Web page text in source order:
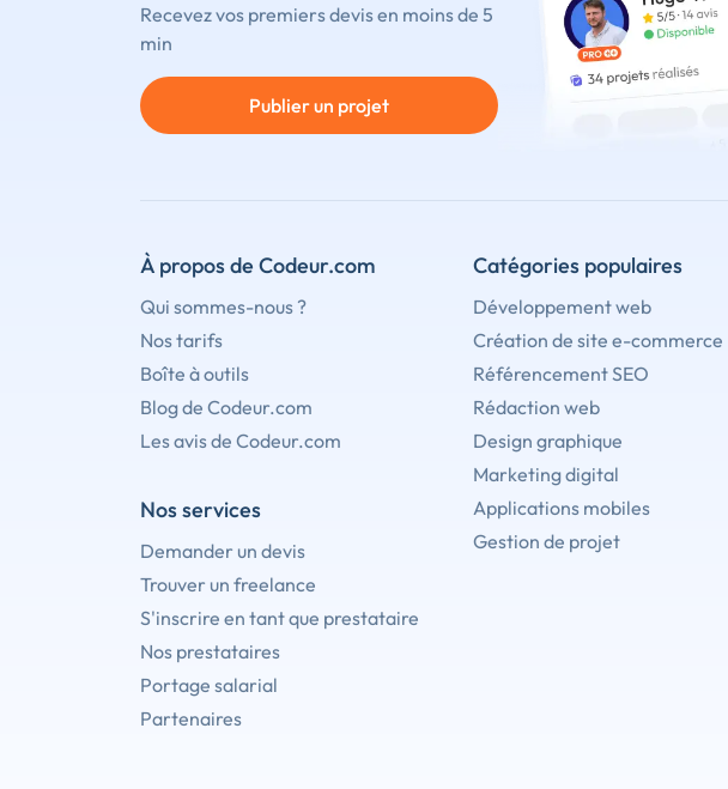
Recevez vos premiers devis en moins de 5
min
Publier un projet
À propos de Codeur.com
Qui sommes-nous ?
Nos tarifs
Boîte à outils
Blog de Codeur.com
Les avis de Codeur.com
Nos services
Demander un devis
Trouver un freelance
S'inscrire en tant que prestataire
Nos prestataires
Portage salarial
Partenaires
Catégories populaires
Développement web
Création de site e-commerce
Référencement SEO
Rédaction web
Design graphique
Marketing digital
Applications mobiles
Gestion de projet